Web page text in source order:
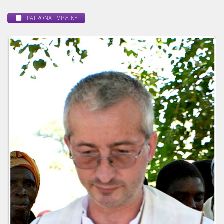
PATRONAT MISYJNY